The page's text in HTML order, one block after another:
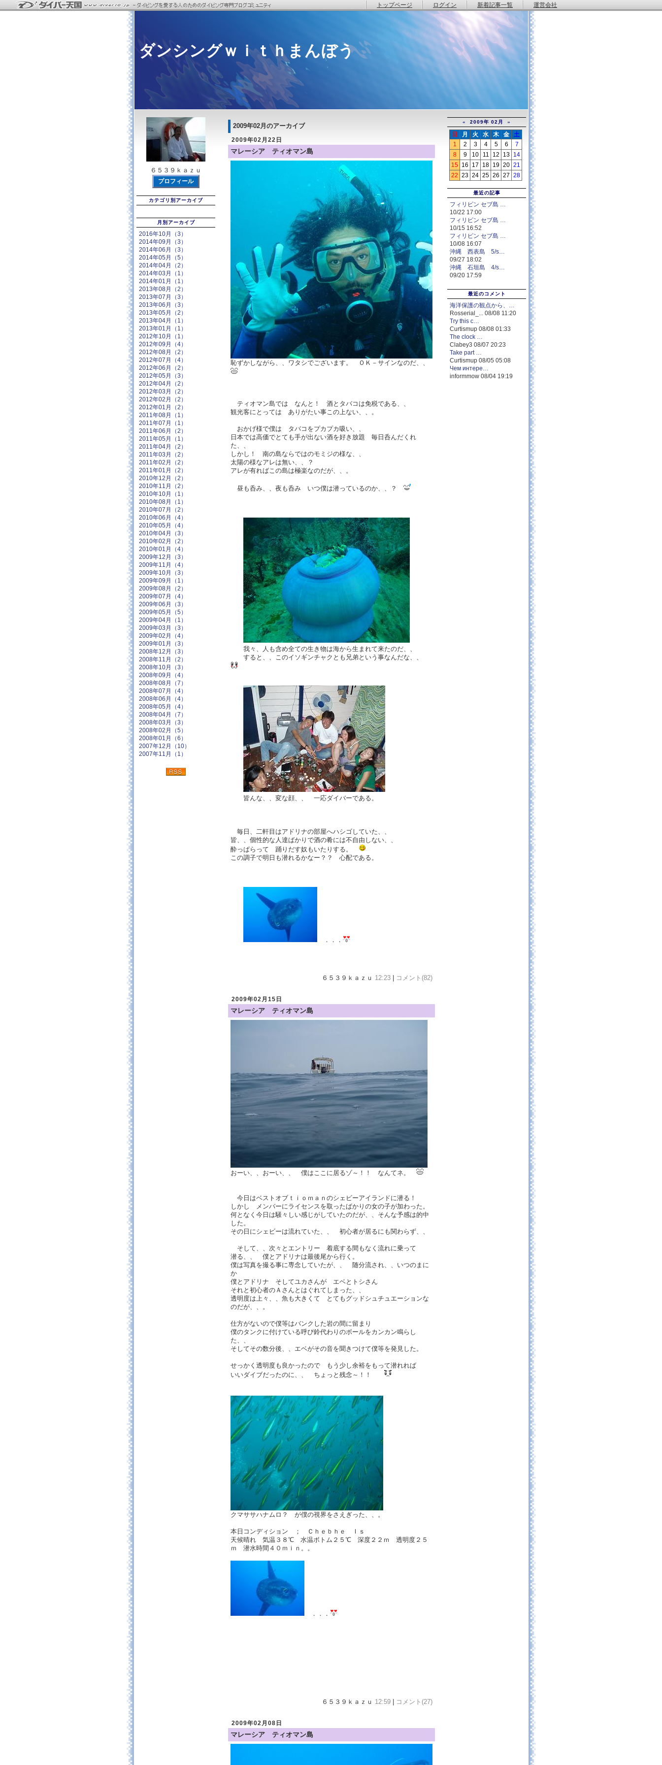
トップページ ログイン 新着記事一覧 運営会社
ダンシングｗｉｔｈまんぼう
2009年02月のアーカイブ
2009年02月22日
マレーシア ティオマン島
恥ずかしながら、、ワタシでございます。 ＯＫ－サインなのだ、、
ティオマン島では なんと！ 酒とタバコは免税である、、
観光客にとっては ありがたい事この上ない、、。
おかげ様で僕は タバコをプカプカ吸い、、
日本では高価でとても手が出ない酒を好き放題 毎日呑んだくれ
た、、
しかし！ 南の島ならではのモミジの様な、、
太陽の様なアレは無い、、？
アレが有ればこの島は極楽なのだが、、。
昼も呑み、、夜も呑み いつ僕は潜っているのか、、？
我々、人も含め全ての生き物は海から生まれて来たのだ、、
すると、、このイソギンチャクとも兄弟という事なんだな、、
皆んな、、変な顔、、 一応ダイバーである。
毎日、二軒目はアドリナの部屋へハシゴしていた、、
皆、、個性的な人達ばかりで酒の肴には不自由しない、、
酔っぱらって 踊りだす奴もいたりする。
この調子で明日も潜れるかなー？？ 心配である。
．．．
６５３９ｋａｚｕ 12:23 コメント(82)
2009年02月15日
マレーシア ティオマン島
おーい、、おーい、、 僕はここに居るゾ～！！ なんてネ。
今日はベストオブｔｉｏｍａｎのシェビーアイランドに潜る！
しかし メンバーにライセンスを取ったばかりの女の子が加わった。
何となく今日は騒々しい感じがしていたのだが、、そんな予感は的中
した。
その日にシェビーは流れていた、、 初心者が居るにも関わらず、、
そして、、次々とエントリー 着底する間もなく流れに乗って
潜る、、 僕とアドリナは最後尾から行く。
僕は写真を撮る事に専念していたが、、 随分流され、、いつのまに
か
僕とアドリナ そしてユカさんが エベとトシさん
それと初心者のＡさんとはぐれてしまった、、
透明度は上々、、魚も大きくて とてもグッドシュチュエーションな
のだが、、。
仕方がないので僕等はバンクした岩の間に留まり
僕のタンクに付けている呼び鈴代わりのボールをカンカン鳴らし
た、、
そしてその数分後、、エベがその音を聞きつけて僕等を発見した。
せっかく透明度も良かったので もう少し余裕をもって潜れれば
いいダイブだったのに、、 ちょっと残念～！！
クマササハナムロ？ が僕の視界をさえぎった、、。
本日コンディション ； Ｃｈｅｂｈｅ Ｉｓ
天候晴れ 気温３８℃ 水温ボトム２５℃ 深度２２ｍ 透明度２５
ｍ 潜水時間４０ｍｉｎ。。
．．．
６５３９ｋａｚｕ 12:59 コメント(27)
2009年02月08日
マレーシア ティオマン島
６５３９ｋａｚｕ
プロフィール
カテゴリ別アーカイブ
月別アーカイブ
2016年10月（3）
2014年09月（3）
2014年06月（3）
2014年05月（5）
2014年04月（2）
2014年03月（1）
2014年01月（1）
2013年08月（2）
2013年07月（3）
2013年06月（3）
2013年05月（2）
2013年04月（1）
2013年01月（1）
2012年10月（1）
2012年09月（4）
2012年08月（2）
2012年07月（4）
2012年06月（2）
2012年05月（3）
2012年04月（2）
2012年03月（2）
2012年02月（2）
2012年01月（2）
2011年08月（1）
2011年07月（1）
2011年06月（2）
2011年05月（1）
2011年04月（2）
2011年03月（2）
2011年02月（2）
2011年01月（2）
2010年12月（2）
2010年11月（2）
2010年10月（1）
2010年08月（1）
2010年07月（2）
2010年06月（4）
2010年05月（4）
2010年04月（3）
2010年02月（2）
2010年01月（4）
2009年12月（3）
2009年11月（4）
2009年10月（3）
2009年09月（1）
2009年08月（2）
2009年07月（4）
2009年06月（3）
2009年05月（5）
2009年04月（1）
2009年03月（3）
2009年02月（4）
2009年01月（3）
2008年12月（3）
2008年11月（2）
2008年10月（3）
2008年09月（4）
2008年08月（7）
2008年07月（4）
2008年06月（4）
2008年05月（4）
2008年04月（7）
2008年03月（3）
2008年02月（5）
2008年01月（6）
2007年12月（10）
2007年11月（1）
« 2009年 02月 »
日 月 火 水 木 金
土
1
2 3 4 5 6
7
8
9 10 11 12 13 14
15
16 17 18 19 20 21
22 23 24 25 26 27 28
最近の記事
フィリピン セブ島 …
10/22 17:00
フィリピン セブ島 …
10/15 16:52
フィリピン セブ島 …
10/08 16:07
沖縄 西表島 5/s…
09/27 18:02
沖縄 石垣島 4/s…
09/20 17:59
最近のコメント
海洋保護の観点から、…
Rosserial_... 08/08 11:20
Try this c…
Curtismup 08/08 01:33
The clock …
Clabey3 08/07 20:23
Take part …
Curtismup 08/05 05:08
Чем интере…
informmow 08/04 19:19